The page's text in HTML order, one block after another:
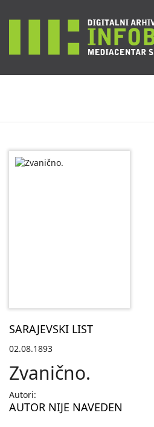
SARAJEVSKI LIST
02.08.1893
Zvanično.
Autori:
AUTOR NIJE NAVEDEN